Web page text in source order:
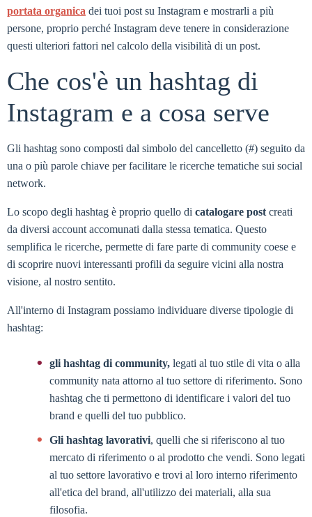
portata organica dei tuoi post su Instagram e mostrarli a più
persone, proprio perché Instagram deve tenere in considerazione
questi ulteriori fattori nel calcolo della visibilità di un post.
Che cos'è un hashtag di
Instagram e a cosa serve
Gli hashtag sono composti dal simbolo del cancelletto (#) seguito da
una o più parole chiave per facilitare le ricerche tematiche sui social
network.
Lo scopo degli hashtag è proprio quello di catalogare post creati
da diversi account accomunati dalla stessa tematica. Questo
semplifica le ricerche, permette di fare parte di community coese e
di scoprire nuovi interessanti profili da seguire vicini alla nostra
visione, al nostro sentito.
All'interno di Instagram possiamo individuare diverse tipologie di
hashtag:
gli hashtag di community, legati al tuo stile di vita o alla
community nata attorno al tuo settore di riferimento. Sono
hashtag che ti permettono di identificare i valori del tuo
brand e quelli del tuo pubblico.
Gli hashtag lavorativi, quelli che si riferiscono al tuo
mercato di riferimento o al prodotto che vendi. Sono legati
al tuo settore lavorativo e trovi al loro interno riferimento
all'etica del brand, all'utilizzo dei materiali, alla sua
filosofia.